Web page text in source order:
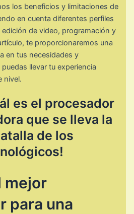
los beneficios y limitaciones de
en cuenta diferentes perfiles
de video, programación y
te proporcionaremos una
en tus necesidades y
llevar tu experiencia
nivel.
es el procesador
que se lleva la
de los
mejor
para una